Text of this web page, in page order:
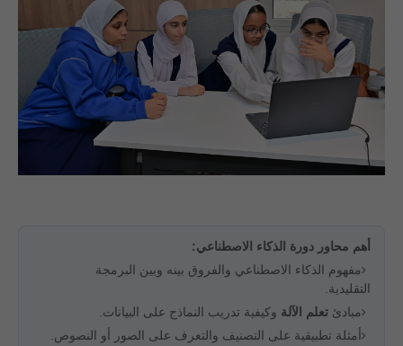
أهم محاور دورة الذكاء الاصطناعي:
مفهوم الذكاء الاصطناعي والفروق بينه وبين البرمجة
التقليدية.
مبادئ تعلم الآلة وكيفية تدريب النماذج على البيانات.
أمثلة تطبيقية على التصنيف والتعرف على الصور أو النصوص.